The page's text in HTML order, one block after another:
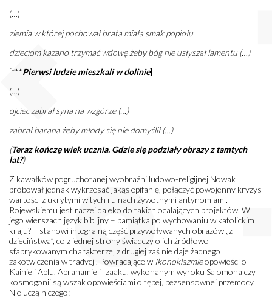
(…)
ziemia w której pochował brata miała smak popiołu
dzieciom kazano trzymać wdowę żeby bóg nie usłyszał lamentu (…)
[***Pierwsi ludzie mieszkali w dolinie]
(…)
ojciec zabrał syna na wzgórze (…)
zabrał barana żeby młody się nie domyślił (…)
(Teraz kończę wiek ucznia. Gdzie się podziały obrazy z tamtych
lat?)
Z kawałków pogruchotanej wyobraźni ludowo-religijnej Nowak
próbował jednak wykrzesać jakąś epifanię, połączyć powojenny kryzys
wartości z ukrytymi w tych ruinach żywotnymi antynomiami.
Rojewskiemu jest raczej daleko do takich ocalających projektów. W
jego wierszach język biblijny – pamiątka po wychowaniu w katolickim
kraju? – stanowi integralną część przywoływanych obrazów „z
dzieciństwa”, co z jednej strony świadczy o ich źródłowo
sfabrykowanym charakterze, z drugiej zaś nie daje żadnego
zakotwiczenia w tradycji. Powracające w Ikonoklazmieopowieści o
Kainie i Ablu, Abrahamie i Izaaku, wykonanym wyroku Salomona czy
kosmogonii są wszak opowieściami o tępej, bezsensownej przemocy.
Nie uczą niczego: